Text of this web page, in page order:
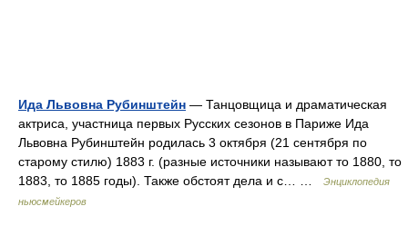
Ида Львовна Рубинштейн — Танцовщица и драматическая
актриса, участница первых Русских сезонов в Париже Ида
Львовна Рубинштейн родилась 3 октября (21 сентября по
старому стилю) 1883 г. (разные источники называют то 1880, то
1883, то 1885 годы). Также обстоят дела и с… …
Энциклопедия
ньюсмейкеров